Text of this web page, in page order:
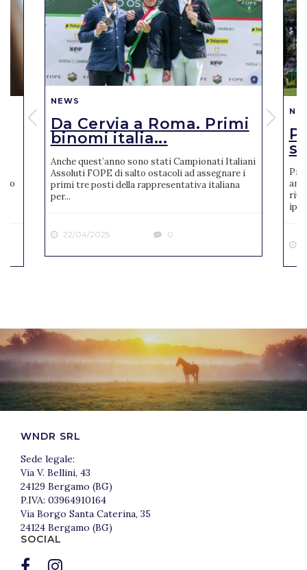
NEWS
Da Cervia a Roma. Primi
binomi italia...
Anche quest’anno sono stati Campionati Italiani
Assoluti FOPE di salto ostacoli ad assegnare i
primi tre posti della rappresentativa italiana
per...
22/04/2025 0
WNDR SRL
Sede legale:
Via V. Bellini, 43
24129 Bergamo (BG)
P.IVA: 03964910164
Via Borgo Santa Caterina, 35
24124 Bergamo (BG)
SOCIAL